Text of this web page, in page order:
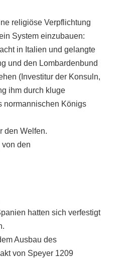
religiöse Verpflichtung
System einzubauen:
in Italien und gelangte
und den Lombardenbund
(Investitur der Konsuln,
ihm durch kluge
normannischen Königs
den Welfen.
den
hatten sich verfestigt
Ausbau des
von Speyer 1209